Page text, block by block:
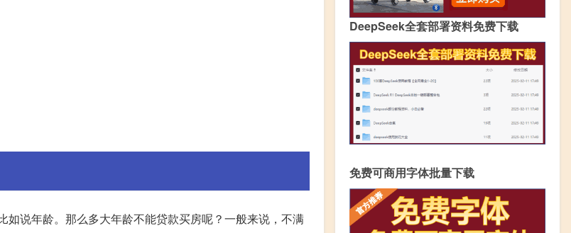
如说年龄。那么多大年龄不能贷款买房呢？一般来说，不满
DeepSeek全套部署资料免费下载
免费可商用字体批量下载